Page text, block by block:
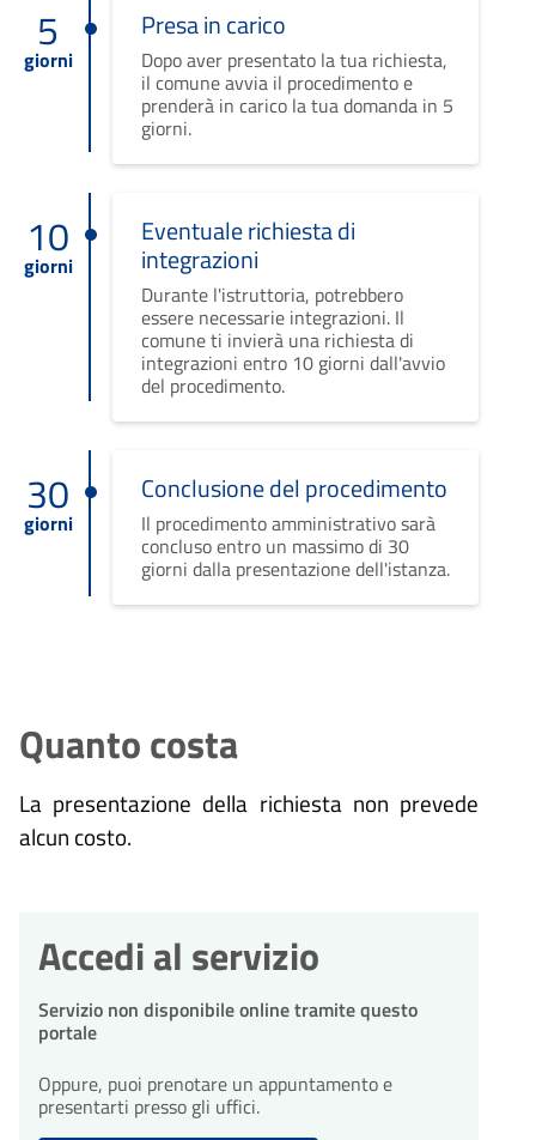
5
giorni
Presa in carico
Dopo aver presentato la tua richiesta,
il comune avvia il procedimento e
prenderà in carico la tua domanda in 5
giorni.
10
giorni
Eventuale richiesta di
integrazioni
Durante l'istruttoria, potrebbero
essere necessarie integrazioni. Il
comune ti invierà una richiesta di
integrazioni entro 10 giorni dall'avvio
del procedimento.
30
giorni
Conclusione del procedimento
Il procedimento amministrativo sarà
concluso entro un massimo di 30
giorni dalla presentazione dell'istanza.
Quanto costa
La presentazione della richiesta non prevede
alcun costo.
Accedi al servizio
Servizio non disponibile online tramite questo
portale
Oppure, puoi prenotare un appuntamento e
presentarti presso gli uffici.